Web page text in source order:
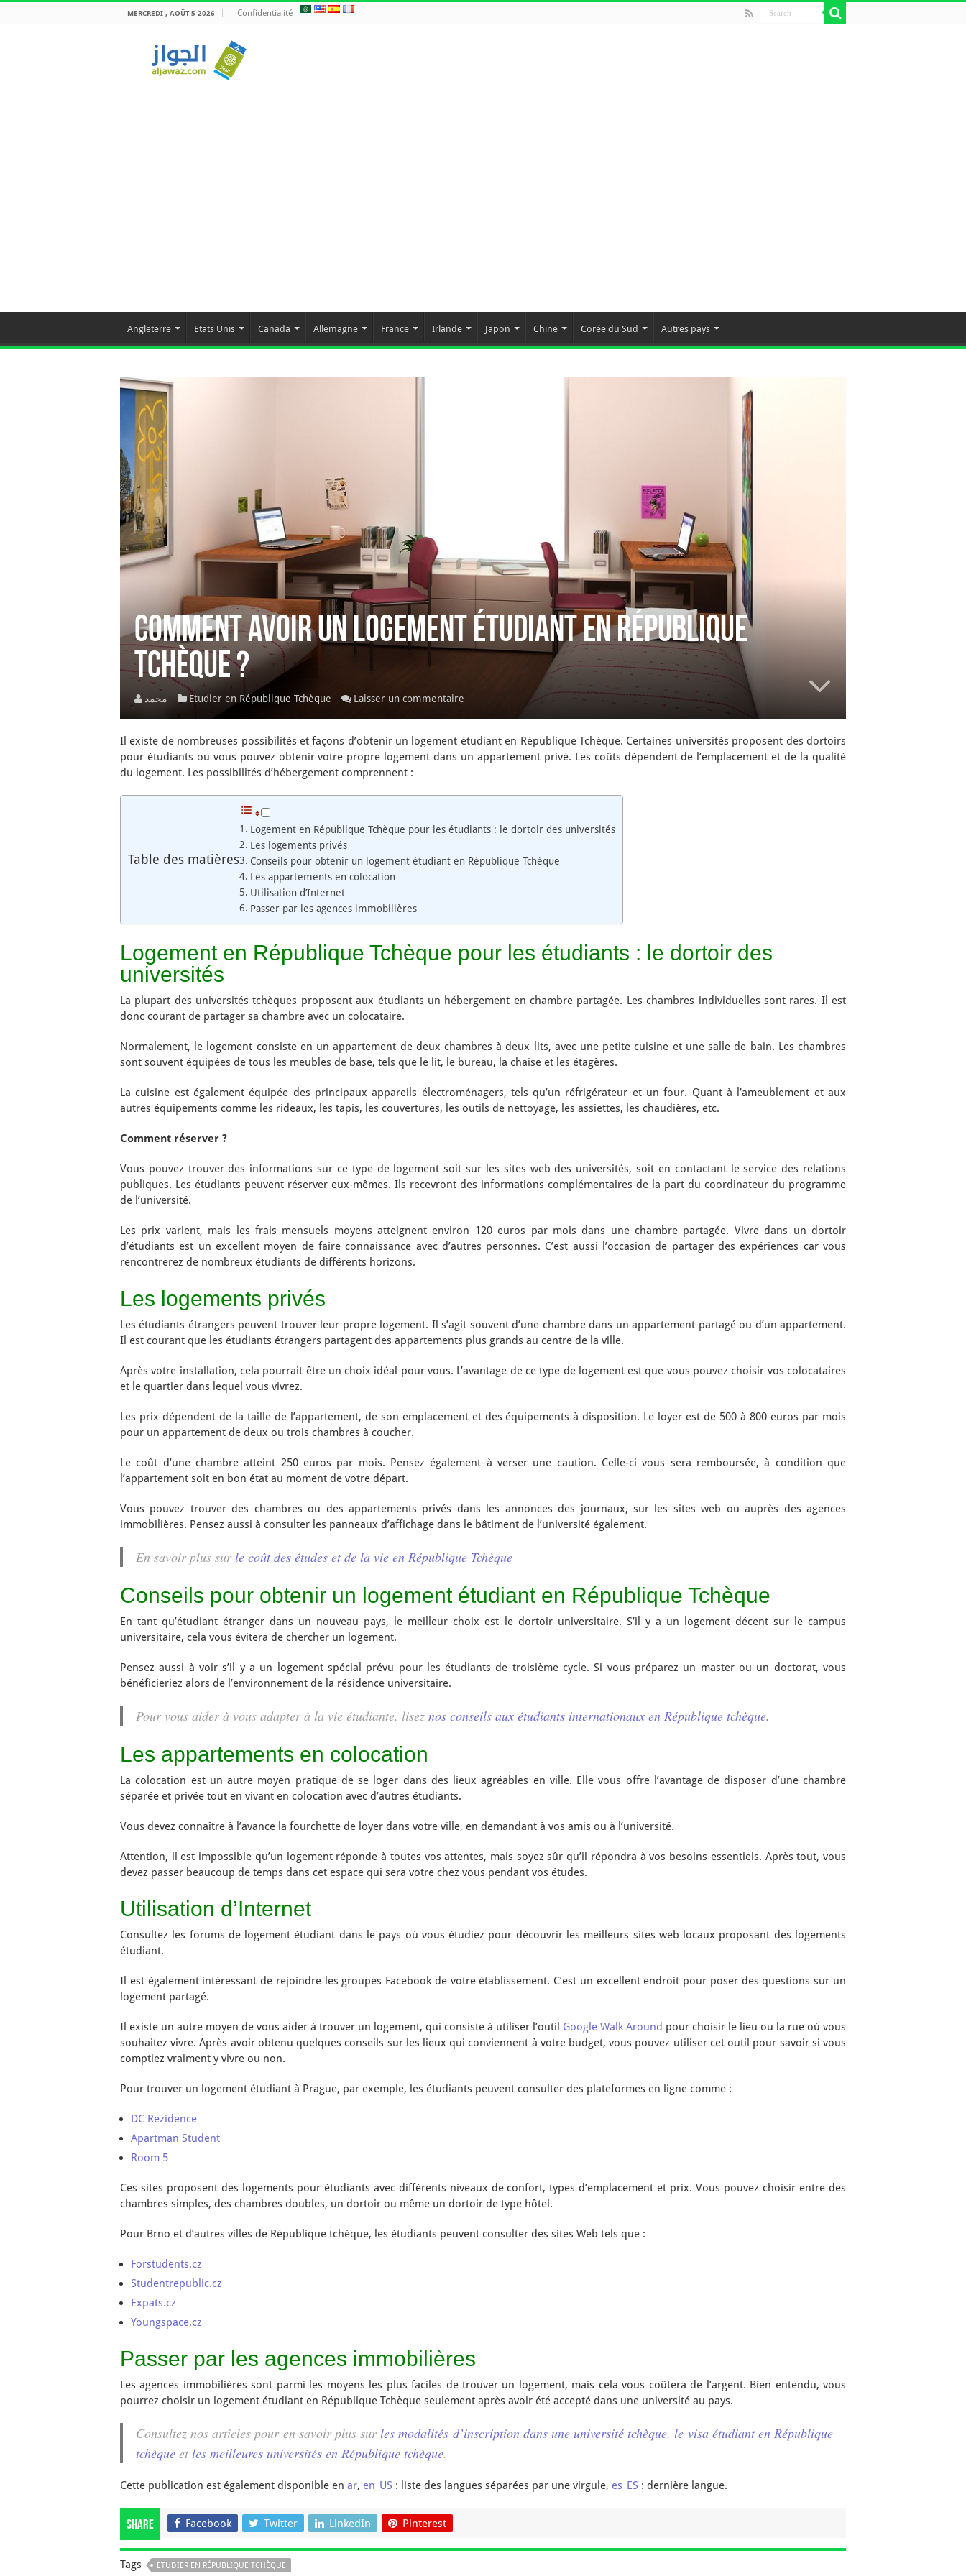
MERCREDI , AOÛT 5 2026 Confidentialité
Angleterre Etats Unis Canada Allemagne France Irlande Japon Chine Corée du Sud Autres pays
Comment avoir un logement étudiant en République
Tchèque ?
محمد Etudier en République Tchèque Laisser un commentaire
Il existe de nombreuses possibilités et façons d’obtenir un logement étudiant en République Tchèque. Certaines universités proposent des dortoirs
pour étudiants ou vous pouvez obtenir votre propre logement dans un appartement privé. Les coûts dépendent de l’emplacement et de la qualité
du logement. Les possibilités d’hébergement comprennent :
Table des matières
Logement en République Tchèque pour les étudiants : le dortoir des universités
Les logements privés
Conseils pour obtenir un logement étudiant en République Tchèque
Les appartements en colocation
Utilisation d’Internet
Passer par les agences immobilières
Logement en République Tchèque pour les étudiants : le dortoir des
universités
La plupart des universités tchèques proposent aux étudiants un hébergement en chambre partagée. Les chambres individuelles sont rares. Il est
donc courant de partager sa chambre avec un colocataire.
Normalement, le logement consiste en un appartement de deux chambres à deux lits, avec une petite cuisine et une salle de bain. Les chambres
sont souvent équipées de tous les meubles de base, tels que le lit, le bureau, la chaise et les étagères.
La cuisine est également équipée des principaux appareils électroménagers, tels qu’un réfrigérateur et un four. Quant à l’ameublement et aux
autres équipements comme les rideaux, les tapis, les couvertures, les outils de nettoyage, les assiettes, les chaudières, etc.
Comment réserver ?
Vous pouvez trouver des informations sur ce type de logement soit sur les sites web des universités, soit en contactant le service des relations
publiques. Les étudiants peuvent réserver eux-mêmes. Ils recevront des informations complémentaires de la part du coordinateur du programme
de l’université.
Les prix varient, mais les frais mensuels moyens atteignent environ 120 euros par mois dans une chambre partagée. Vivre dans un dortoir
d’étudiants est un excellent moyen de faire connaissance avec d’autres personnes. C’est aussi l’occasion de partager des expériences car vous
rencontrerez de nombreux étudiants de différents horizons.
Les logements privés
Les étudiants étrangers peuvent trouver leur propre logement. Il s’agit souvent d’une chambre dans un appartement partagé ou d’un appartement.
Il est courant que les étudiants étrangers partagent des appartements plus grands au centre de la ville.
Après votre installation, cela pourrait être un choix idéal pour vous. L’avantage de ce type de logement est que vous pouvez choisir vos colocataires
et le quartier dans lequel vous vivrez.
Les prix dépendent de la taille de l’appartement, de son emplacement et des équipements à disposition. Le loyer est de 500 à 800 euros par mois
pour un appartement de deux ou trois chambres à coucher.
Le coût d’une chambre atteint 250 euros par mois. Pensez également à verser une caution. Celle-ci vous sera remboursée, à condition que
l’appartement soit en bon état au moment de votre départ.
Vous pouvez trouver des chambres ou des appartements privés dans les annonces des journaux, sur les sites web ou auprès des agences
immobilières. Pensez aussi à consulter les panneaux d’affichage dans le bâtiment de l’université également.
En savoir plus sur le coût des études et de la vie en République Tchèque
Conseils pour obtenir un logement étudiant en République Tchèque
En tant qu’étudiant étranger dans un nouveau pays, le meilleur choix est le dortoir universitaire. S’il y a un logement décent sur le campus
universitaire, cela vous évitera de chercher un logement.
Pensez aussi à voir s’il y a un logement spécial prévu pour les étudiants de troisième cycle. Si vous préparez un master ou un doctorat, vous
bénéficieriez alors de l’environnement de la résidence universitaire.
Pour vous aider à vous adapter à la vie étudiante, lisez nos conseils aux étudiants internationaux en République tchèque.
Les appartements en colocation
La colocation est un autre moyen pratique de se loger dans des lieux agréables en ville. Elle vous offre l’avantage de disposer d’une chambre
séparée et privée tout en vivant en colocation avec d’autres étudiants.
Vous devez connaître à l’avance la fourchette de loyer dans votre ville, en demandant à vos amis ou à l’université.
Attention, il est impossible qu’un logement réponde à toutes vos attentes, mais soyez sûr qu’il répondra à vos besoins essentiels. Après tout, vous
devez passer beaucoup de temps dans cet espace qui sera votre chez vous pendant vos études.
Utilisation d’Internet
Consultez les forums de logement étudiant dans le pays où vous étudiez pour découvrir les meilleurs sites web locaux proposant des logements
étudiant.
Il est également intéressant de rejoindre les groupes Facebook de votre établissement. C’est un excellent endroit pour poser des questions sur un
logement partagé.
Il existe un autre moyen de vous aider à trouver un logement, qui consiste à utiliser l’outil Google Walk Around pour choisir le lieu ou la rue où vous
souhaitez vivre. Après avoir obtenu quelques conseils sur les lieux qui conviennent à votre budget, vous pouvez utiliser cet outil pour savoir si vous
comptiez vraiment y vivre ou non.
Pour trouver un logement étudiant à Prague, par exemple, les étudiants peuvent consulter des plateformes en ligne comme :
DC Rezidence
Apartman Student
Room 5
Ces sites proposent des logements pour étudiants avec différents niveaux de confort, types d’emplacement et prix. Vous pouvez choisir entre des
chambres simples, des chambres doubles, un dortoir ou même un dortoir de type hôtel.
Pour Brno et d’autres villes de République tchèque, les étudiants peuvent consulter des sites Web tels que :
Forstudents.cz
Studentrepublic.cz
Expats.cz
Youngspace.cz
Passer par les agences immobilières
Les agences immobilières sont parmi les moyens les plus faciles de trouver un logement, mais cela vous coûtera de l’argent. Bien entendu, vous
pourrez choisir un logement étudiant en République Tchèque seulement après avoir été accepté dans une université au pays.
Consultez nos articles pour en savoir plus surles modalités d’inscription dans une université tchèque,le visa étudiant en République
tchèque et les meilleures universités en République tchèque.
Cette publication est également disponible en ar, en_US : liste des langues séparées par une virgule, es_ES : dernière langue.
Share Facebook Twitter LinkedIn Pinterest
Tags ETUDIER EN RÉPUBLIQUE TCHÈQUE